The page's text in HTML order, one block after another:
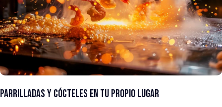
PARRILLADAS Y CÓCTELES EN TU PROPIO LUGAR